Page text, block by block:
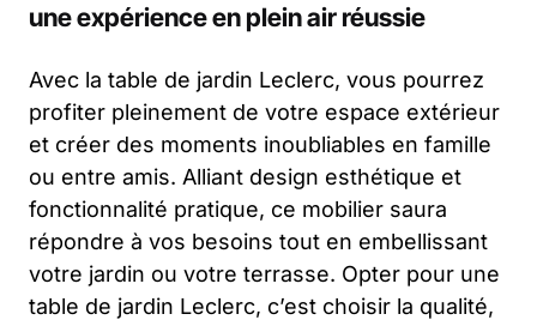
une expérience en plein air réussie
Avec la table de jardin Leclerc, vous pourrez
profiter pleinement de votre espace extérieur
et créer des moments inoubliables en famille
ou entre amis. Alliant design esthétique et
fonctionnalité pratique, ce mobilier saura
répondre à vos besoins tout en embellissant
votre jardin ou votre terrasse. Opter pour une
table de jardin Leclerc, c’est choisir la qualité,